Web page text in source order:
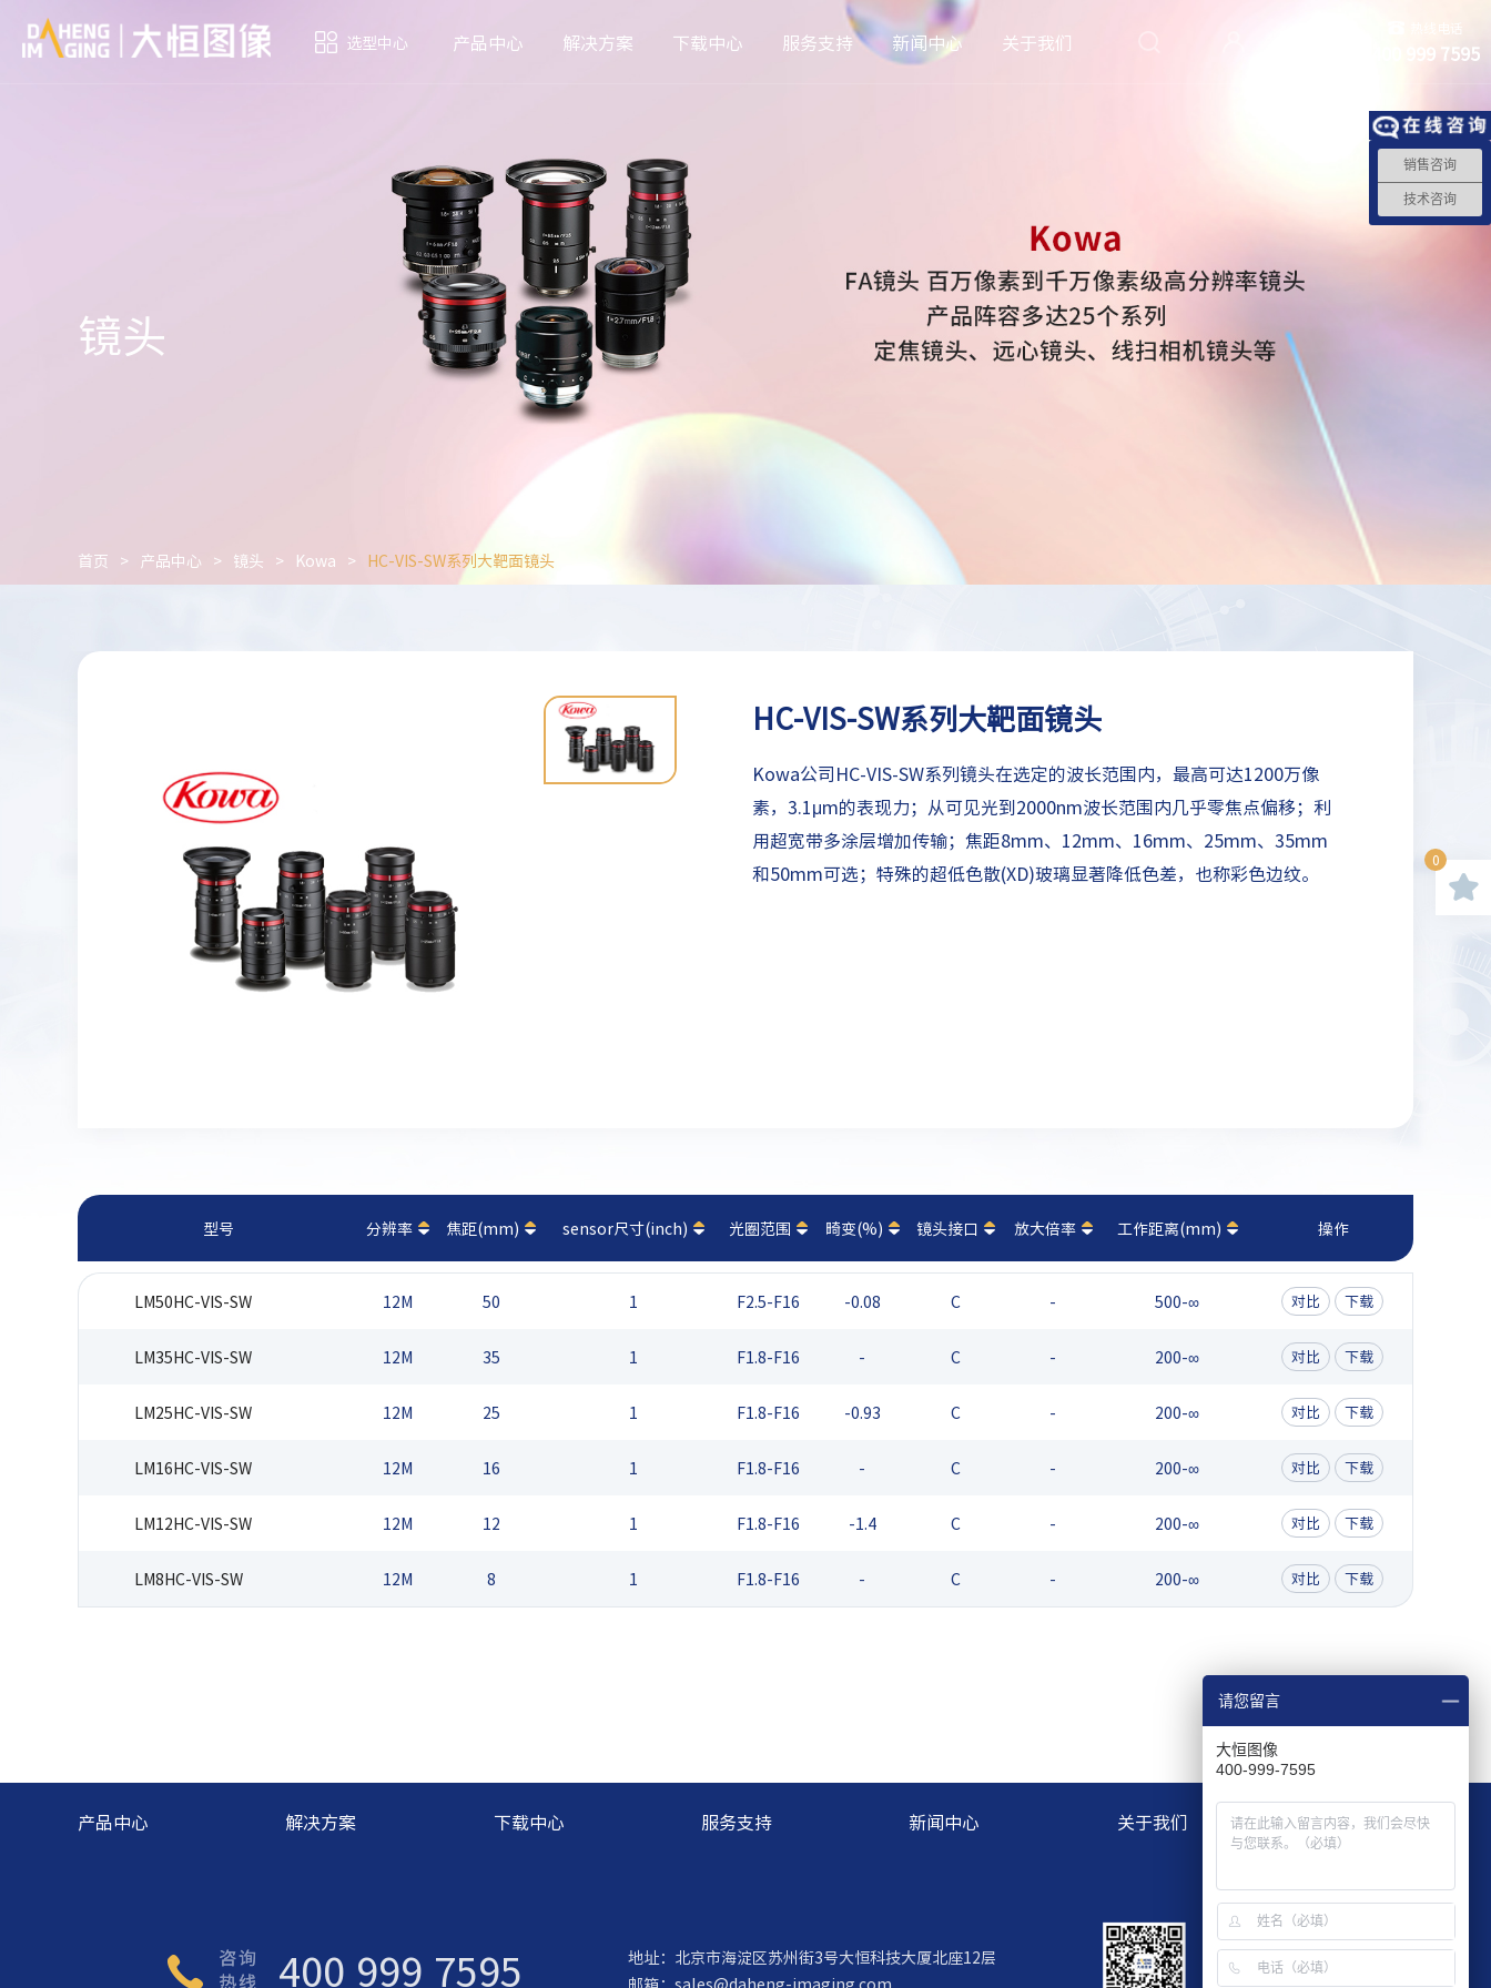
选型中心 产品中心 解决方案 下载中心 服务支持 新闻中心 关于我们
热线电话
400 999 7595
镜头
首页 > 产品中心 > 镜头 > Kowa > HC-VIS-SW系列大靶面镜头
HC-VIS-SW系列大靶面镜头
Kowa公司HC-VIS-SW系列镜头在选定的波长范围内，最高可达1200万像
素，3.1μm的表现力；从可见光到2000nm波长范围内几乎零焦点偏移；利
用超宽带多涂层增加传输；焦距8mm、12mm、16mm、25mm、35mm
和50mm可选；特殊的超低色散(XD)玻璃显著降低色差，也称彩色边纹。
型号 分辨率 焦距(mm) sensor尺寸(inch) 光圈范围 畸变(%) 镜头接口 放大倍率 工作距离(mm) 操作
LM50HC-VIS-SW 12M 50 1 F2.5-F16 -0.08 C - 500-∞ 对比 下载
LM35HC-VIS-SW 12M 35 1 F1.8-F16 - C - 200-∞ 对比 下载
LM25HC-VIS-SW 12M 25 1 F1.8-F16 -0.93 C - 200-∞ 对比 下载
LM16HC-VIS-SW 12M 16 1 F1.8-F16 - C - 200-∞ 对比 下载
LM12HC-VIS-SW 12M 12 1 F1.8-F16 -1.4 C - 200-∞ 对比 下载
LM8HC-VIS-SW 12M 8 1 F1.8-F16 - C - 200-∞ 对比 下载
0
产品中心 解决方案 下载中心 服务支持 新闻中心 关于我们
400 999 7595
地址：北京市海淀区苏州街3号大恒科技大厦北座12层
销售咨询
技术咨询
请您留言
大恒图像
400-999-7595